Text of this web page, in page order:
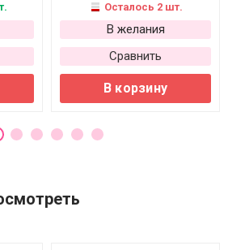
Осталось 2 шт.
В желания
Сравнить
В корзину